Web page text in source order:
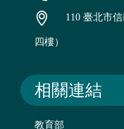
110 臺北市
四樓）
相關連結
教育部